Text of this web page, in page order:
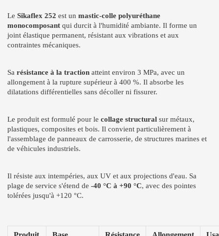
Le Sikaflex 252 est un mastic-colle polyuréthane
monocomposant qui durcit à l'humidité ambiante. Il forme un
joint élastique permanent, résistant aux vibrations et aux
contraintes mécaniques.
Sa résistance à la traction atteint environ 3 MPa, avec un
allongement à la rupture supérieur à 400 %. Il absorbe les
dilatations différentielles sans décoller ni fissurer.
Le produit est formulé pour le collage structural sur métaux,
plastiques, composites et bois. Il convient particulièrement à
l'assemblage de panneaux de carrosserie, de structures marines et
de véhicules industriels.
Il résiste aux intempéries, aux UV et aux projections d'eau. Sa
plage de service s'étend de -40 °C à +90 °C, avec des pointes
tolérées jusqu'à +120 °C.